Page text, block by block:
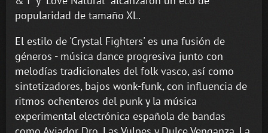
popularidad de tamaño XL.
El estilo de 'Crystal Fighters' es una fusión de
géneros - música dance progresiva junto con
melodías tradicionales del folk vasco, así como
sintetizadores, bajos wonk-funk, con influencia de
ritmos ochenteros del punk y la música
experimental electrónica española de bandas